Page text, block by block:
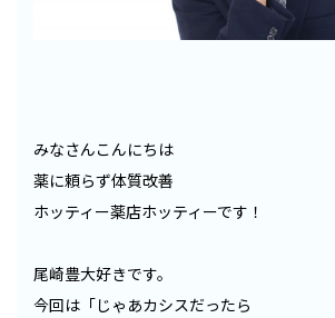
みなさんこんにちは
薬に頼らず体質改善
ホッティー薬店ホッティーです！
尾崎豊大好きです。
今回は「じゃあカシスだったら